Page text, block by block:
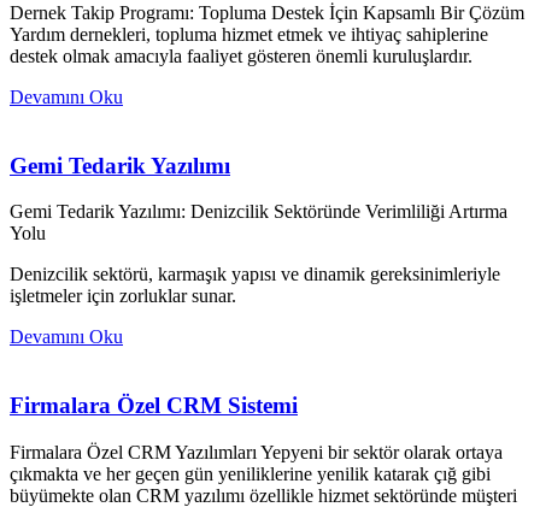
Dernek Takip Programı: Topluma Destek İçin Kapsamlı Bir Çözüm
Yardım dernekleri, topluma hizmet etmek ve ihtiyaç sahiplerine
destek olmak amacıyla faaliyet gösteren önemli kuruluşlardır.
Devamını Oku
Gemi Tedarik Yazılımı
Gemi Tedarik Yazılımı: Denizcilik Sektöründe Verimliliği Artırma
Yolu
Denizcilik sektörü, karmaşık yapısı ve dinamik gereksinimleriyle
işletmeler için zorluklar sunar.
Devamını Oku
Firmalara Özel CRM Sistemi
Firmalara Özel CRM Yazılımları Yepyeni bir sektör olarak ortaya
çıkmakta ve her geçen gün yeniliklerine yenilik katarak çığ gibi
büyümekte olan CRM yazılımı özellikle hizmet sektöründe müşteri